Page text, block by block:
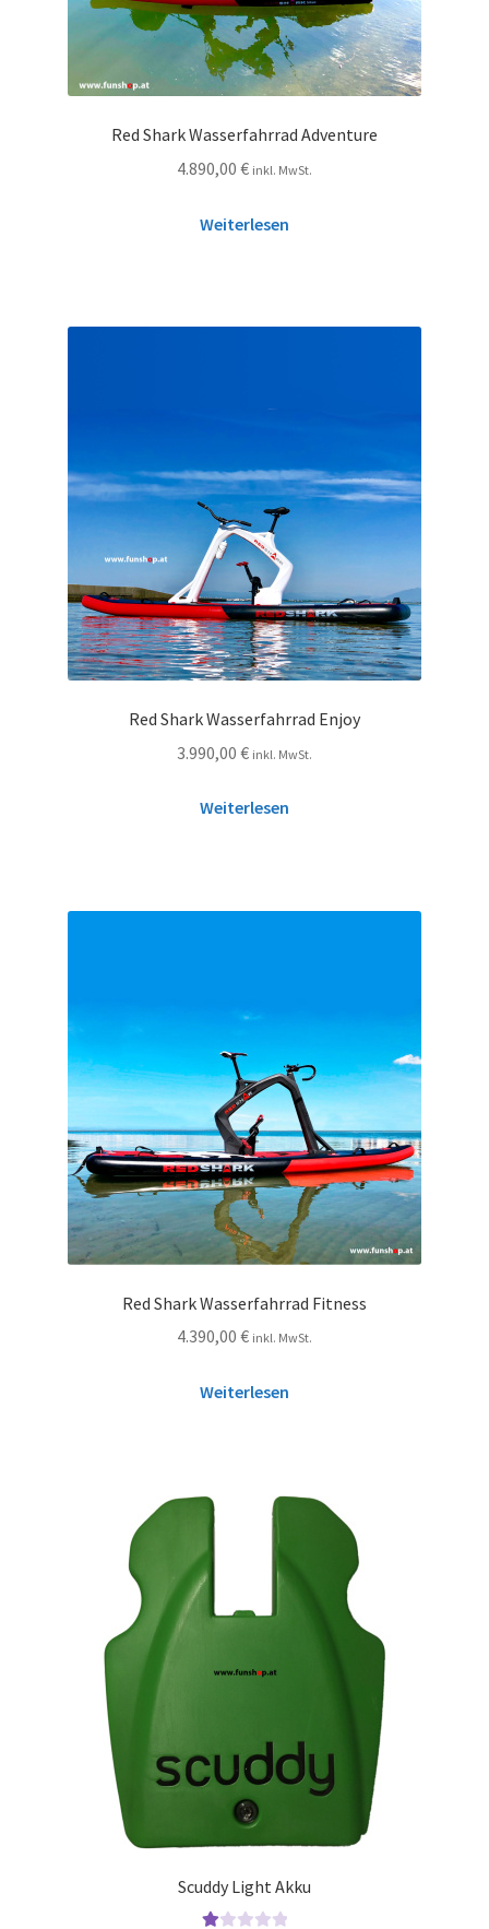
Red Shark Wasserfahrrad Adventure
4.890,00 € inkl. MwSt.
Weiterlesen
Red Shark Wasserfahrrad Enjoy
3.990,00 € inkl. MwSt.
Weiterlesen
Red Shark Wasserfahrrad Fitness
4.390,00 € inkl. MwSt.
Weiterlesen
Scuddy Light Akku